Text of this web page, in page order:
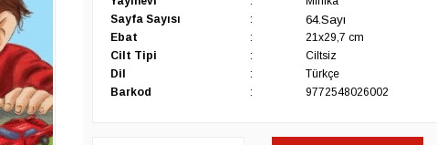
Sayfa Sayısı
: 64.Sayı
Ebat :
21x29,7 cm
Cilt Tipi
:
Ciltsiz
Dil
:
Türkçe
Barkod
: 9772548026002